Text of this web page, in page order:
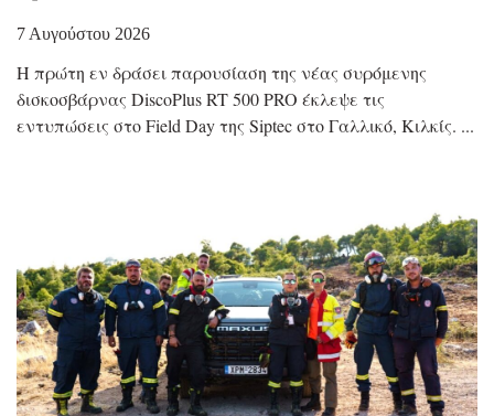
7 Αυγούστου 2026
Η πρώτη εν δράσει παρουσίαση της νέας συρόμενης
δισκοσβάρνας DiscoPlus RT 500 PRO έκλεψε τις
εντυπώσεις στο Field Day της Siptec στο Γαλλικό, Κιλκίς.